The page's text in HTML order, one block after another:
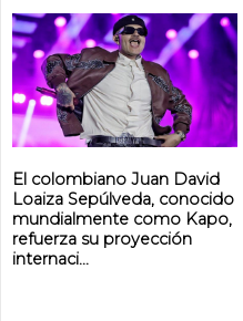
El colombiano Juan David
Loaiza Sepúlveda, conocido
mundialmente como Kapo,
refuerza su proyección
internaci...